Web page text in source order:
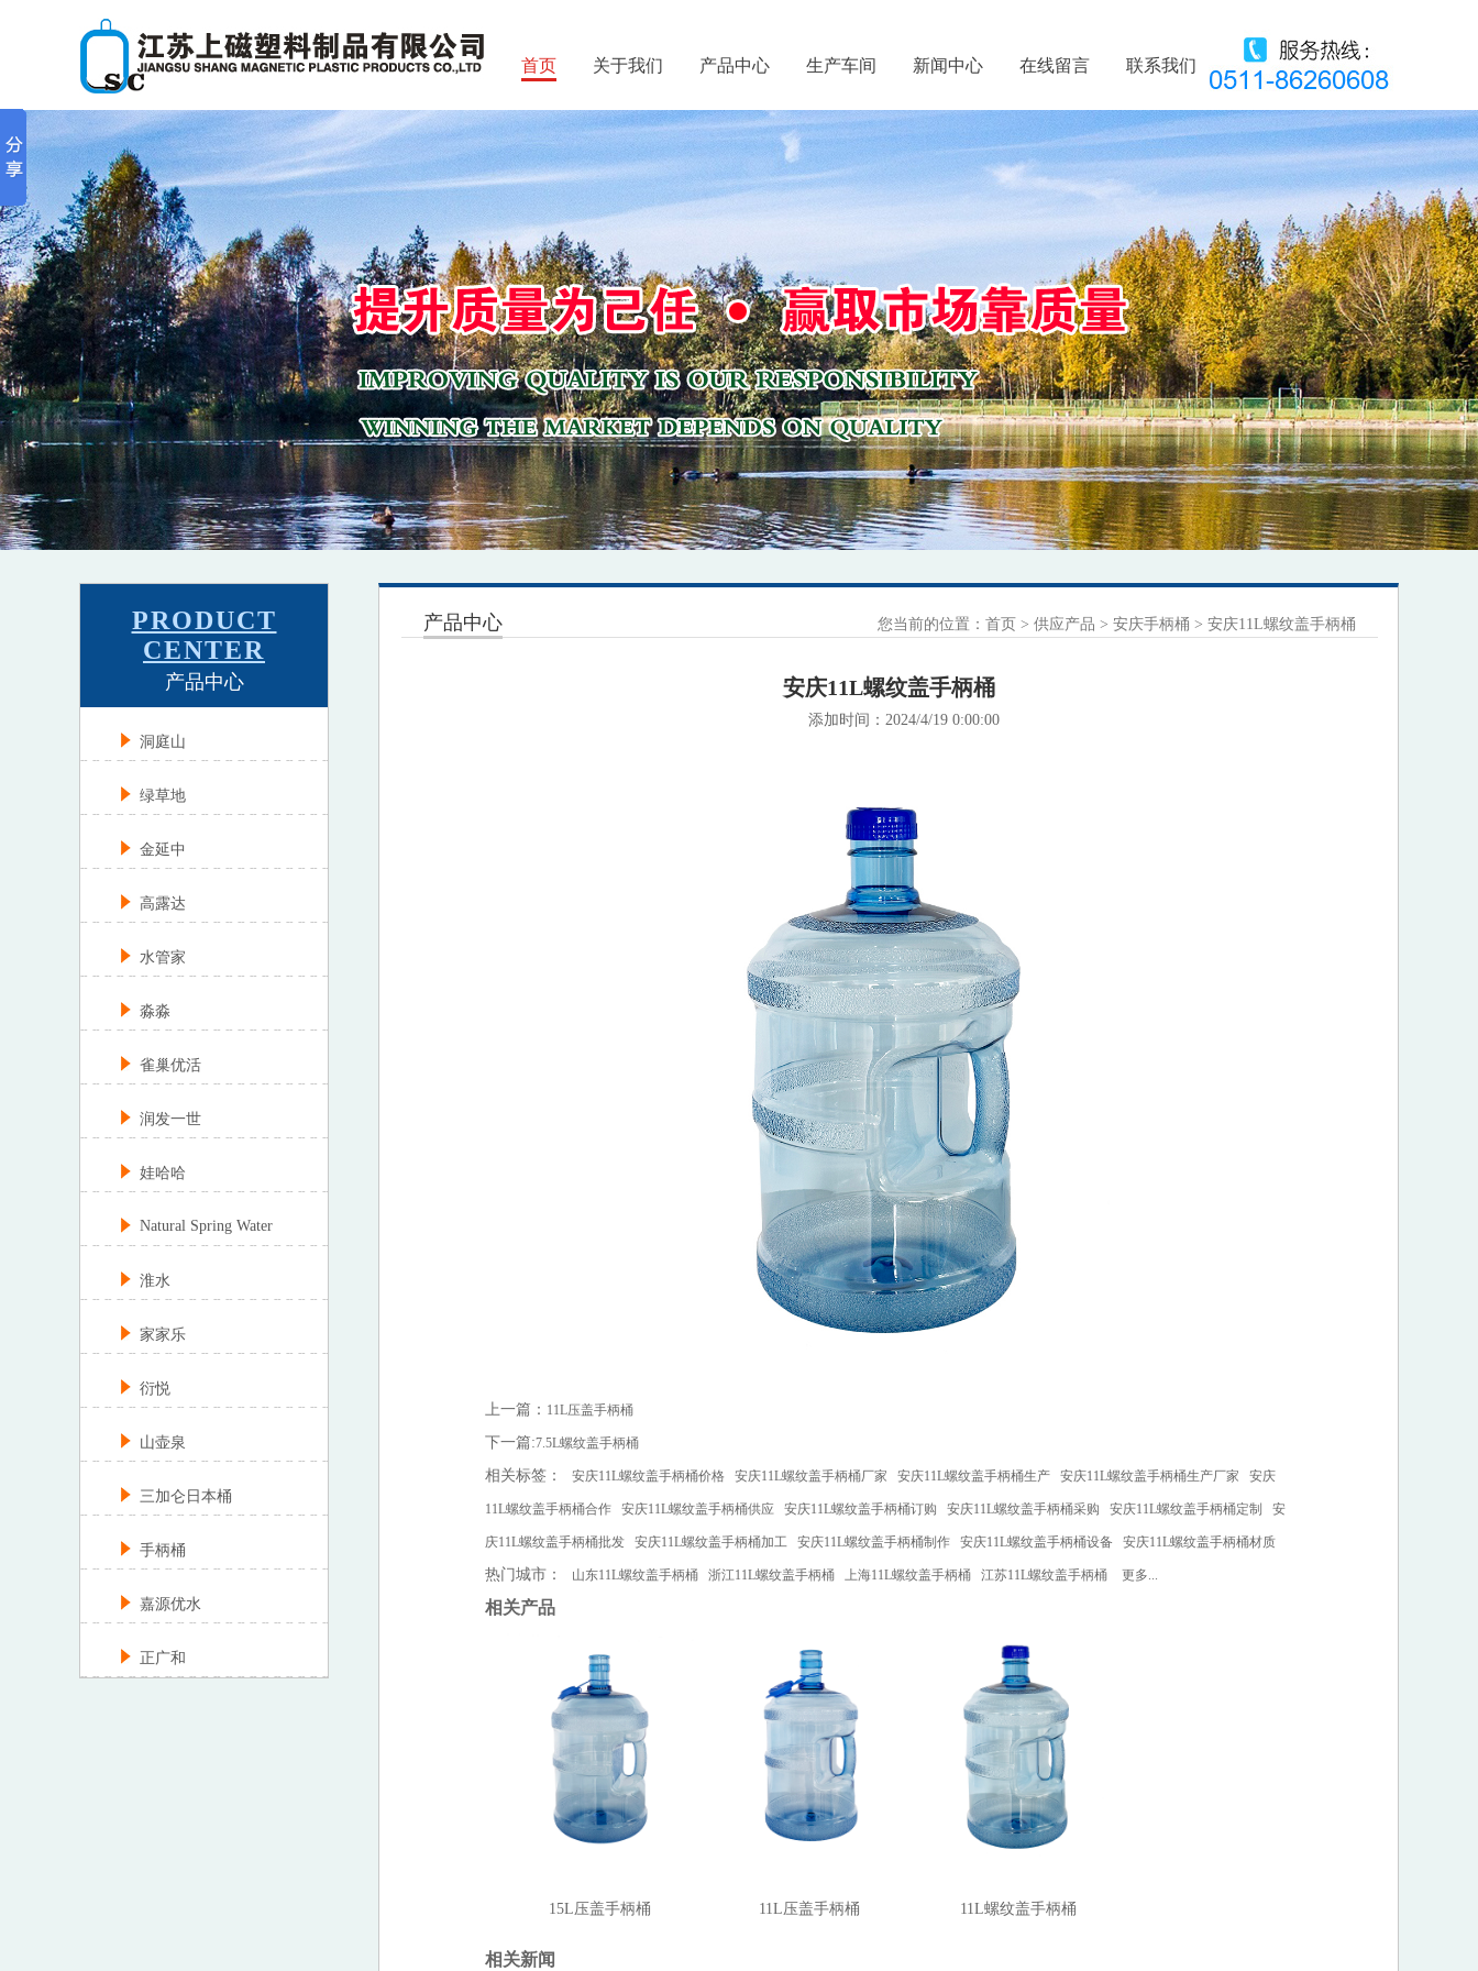
首页 关于我们 产品中心 生产车间 新闻中心 在线留言 联系我们
PRODUCT
CENTER
产品中心
洞庭山
绿草地
金延中
高露达
水管家
淼淼
雀巢优活
润发一世
娃哈哈
Natural Spring Water
淮水
家家乐
衍悦
山壶泉
三加仑日本桶
手柄桶
嘉源优水
正广和
产品中心 您当前的位置： 首页 > 供应产品 > 安庆手柄桶 > 安庆11L螺纹盖手柄桶
安庆11L螺纹盖手柄桶
添加时间：2024/4/19 0:00:00
上一篇： 11L压盖手柄桶
下一篇:7.5L螺纹盖手柄桶
相关标签： 安庆11L螺纹盖手柄桶价格 安庆11L螺纹盖手柄桶厂家 安庆11L螺纹盖手柄桶生产 安庆11L螺纹盖手柄桶生产厂家 安庆
11L螺纹盖手柄桶合作 安庆11L螺纹盖手柄桶供应 安庆11L螺纹盖手柄桶订购 安庆11L螺纹盖手柄桶采购 安庆11L螺纹盖手柄桶定制 安
庆11L螺纹盖手柄桶批发 安庆11L螺纹盖手柄桶加工 安庆11L螺纹盖手柄桶制作 安庆11L螺纹盖手柄桶设备 安庆11L螺纹盖手柄桶材质
热门城市： 山东11L螺纹盖手柄桶 浙江11L螺纹盖手柄桶 上海11L螺纹盖手柄桶 江苏11L螺纹盖手柄桶 更多...
相关产品
15L压盖手柄桶 11L压盖手柄桶 11L螺纹盖手柄桶
相关新闻